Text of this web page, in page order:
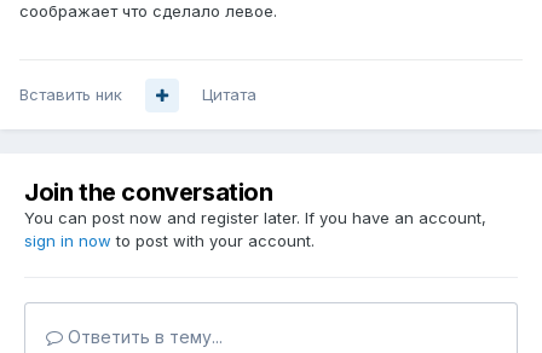
соображает что сделало левое.
Вставить ник Цитата
Join the conversation
You can post now and register later. If you have an account,
sign in now to post with your account.
Ответить в тему...